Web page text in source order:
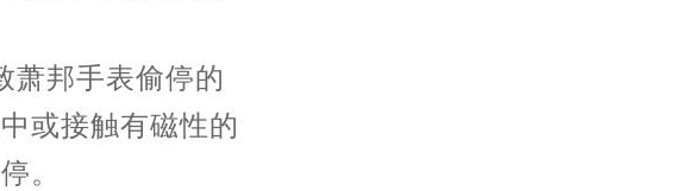
邦手表偷停的
或接触有磁性的
。